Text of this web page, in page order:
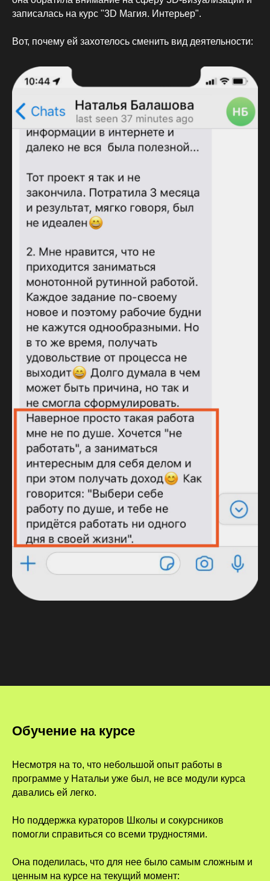
записалась на курс "3D Магия. Интерьер".
Вот, почему ей захотелось сменить вид деятельности:
Обучение на курсе
Несмотря на то, что небольшой опыт работы в
программе у Натальи уже был, не все модули курса
давались ей легко.
Но поддержка кураторов Школы и сокурсников
помогли справиться со всеми трудностями.
Она поделилась, что для нее было самым сложным и
ценным на курсе на текущий момент: